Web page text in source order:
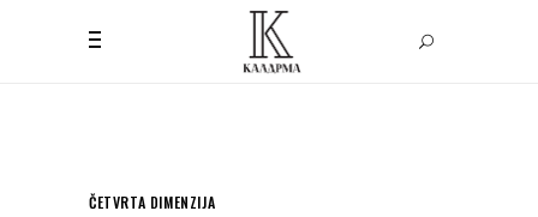
ČETVRTA DIMENZIJA